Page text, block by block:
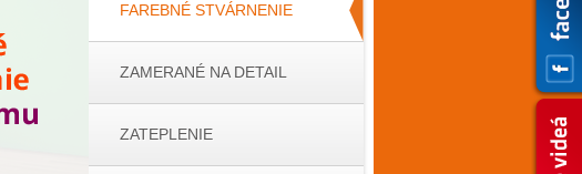
FAREBNÉ STVÁRNENIE
ZAMERANÉ NA DETAIL
ZATEPLENIE